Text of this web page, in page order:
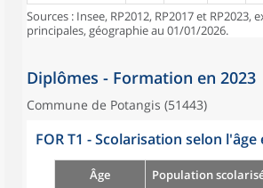
Sources : Insee, RP2012, RP2017 et RP2023,
principales, géographie au 01/01/2026.
Diplômes - Formation en 2023
Commune de Potangis (51443)
FOR T1 - Scolarisation selon l'âge
Âge Population